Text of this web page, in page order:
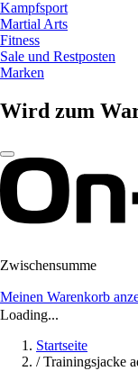
Kampfsport
Martial Arts
Fitness
Sale und Restposten
Marken
Wird zum
Zwischensumme
Meinen Warenkorb
Loading...
Startseite
/ Trainingsjacke